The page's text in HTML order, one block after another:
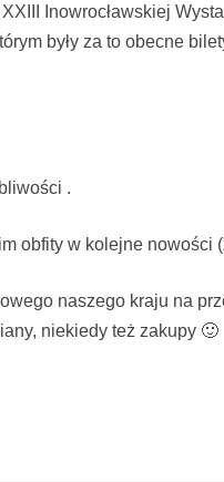
Inowrocławskiej
były za to obecne
.
obfity w kolejne
naszego kraju na
niekiedy też zakupy 🙂